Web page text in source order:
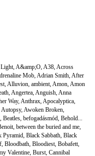
,A&amp;O,A38,Across
Mob,Adrian Smith,After
,Alluvion, ambient,Amon,Amon
,Angertea,Anguish,Anna
Way,Anthrax,Apocalyptica,
Autopsy,Awoken Broken,
, Beatles, befogadásmód, Behold...
, between the buried and me,
Pyramid, Black Sabbath, Black
, Bloodbath, Bloodiest, Bobafett,
Valentine, Burst, Cannibal